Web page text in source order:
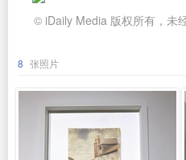
© iDaily Media 版权所有，未
8 张照片